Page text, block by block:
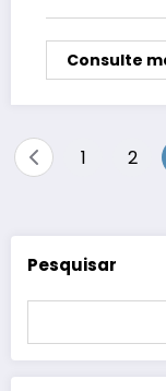
Consulte
Paginação
1 2
Pesquisar